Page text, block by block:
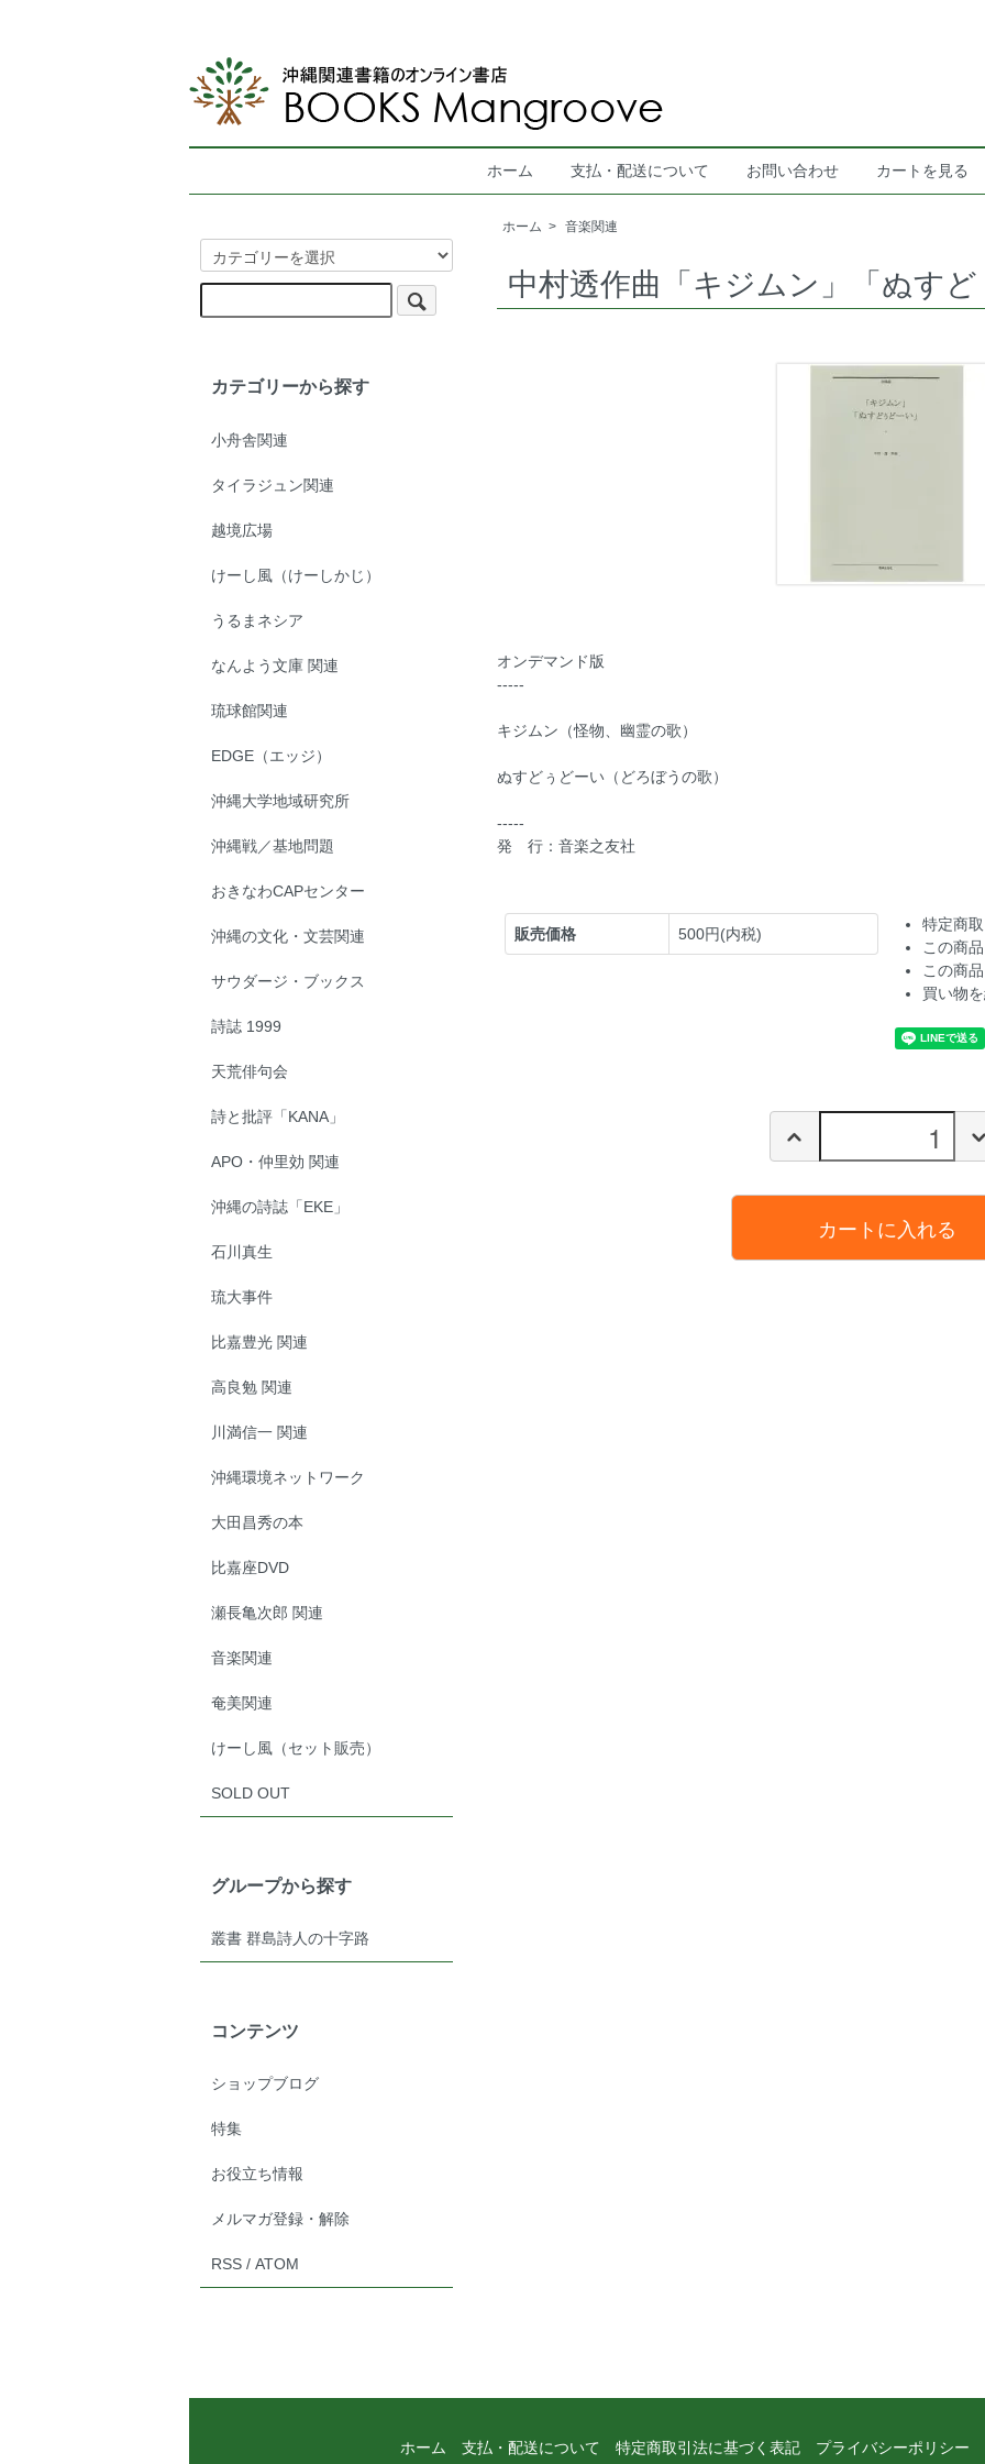
ホーム 支払・配送について お問い合わせ カートを見る
ホーム > 音楽関連
中村透作曲「キジムン」「ぬす
オンデマンド版
-----
キジムン（怪物、幽霊の歌）
ぬすどぅどーい（どろぼうの歌）
-----
発 行：音楽之友社
販売価格 500円(内税)
特定商
この商
この商
買い物
カートに入れる
カテゴリーから探す
小舟舎関連
タイラジュン関連
越境広場
けーし風（けーしかじ）
うるまネシア
なんよう文庫 関連
琉球館関連
EDGE（エッジ）
沖縄大学地域研究所
沖縄戦／基地問題
おきなわCAPセンター
沖縄の文化・文芸関連
サウダージ・ブックス
詩誌 1999
天荒俳句会
詩と批評「KANA」
APO・仲里効 関連
沖縄の詩誌「EKE」
石川真生
琉大事件
比嘉豊光 関連
高良勉 関連
川満信一 関連
沖縄環境ネットワーク
大田昌秀の本
比嘉座DVD
瀬長亀次郎 関連
音楽関連
奄美関連
けーし風（セット販売）
SOLD OUT
グループから探す
叢書 群島詩人の十字路
コンテンツ
ショップブログ
特集
お役立ち情報
メルマガ登録・解除
RSS / ATOM
ホーム 支払・配送について 特定商取引法に基づく表記 プライバシーポリシー